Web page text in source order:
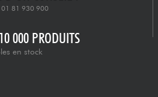
01 81 930 900
000 PRODUITS
en stock